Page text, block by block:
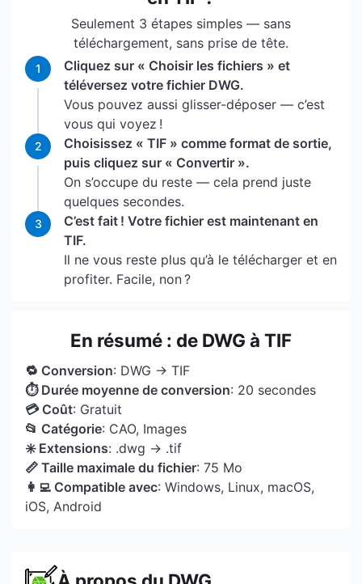
Seulement 3 étapes simples — sans
téléchargement, sans prise de tête.
1
Cliquez sur « Choisir les fichiers » et
téléversez votre fichier DWG.
Vous pouvez aussi glisser-déposer — c’est
vous qui voyez !
2
Choisissez « TIF » comme format de sortie,
puis cliquez sur « Convertir ».
On s’occupe du reste — cela prend juste
quelques secondes.
3
C’est fait ! Votre fichier est maintenant en
TIF.
Il ne vous reste plus qu’à le télécharger et en
profiter. Facile, non ?
En résumé : de DWG à TIF
🔁 Conversion: DWG → TIF
⏱ Durée moyenne de conversion: 20 secondes
💳 Coût: Gratuit
📂 Catégorie: CAO, Images
✳️ Extensions: .dwg → .tif
📏 Taille maximale du fichier: 75 Mo
👩‍💻 Compatible avec: Windows, Linux, macOS,
iOS, Android